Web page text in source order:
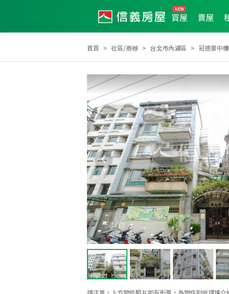
買屋 賣屋
首頁 社區/商辦 台北市內湖區 冠德景中
請注意，上方物件照片如有街景，為物件附近環境介